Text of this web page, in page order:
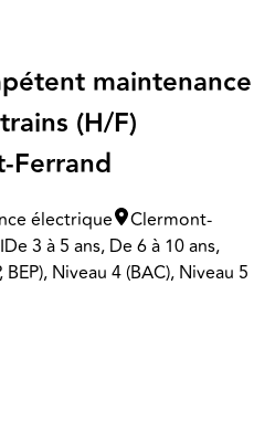
maintenance
(H/F)
Ferrand
électrique
Clermont-
De 3 à 5 ans, De 6 à 10 ans,
BEP), Niveau 4 (BAC), Niveau 5